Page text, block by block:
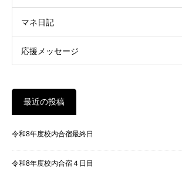
マネ日記
応援メッセージ
最近の投稿
令和8年度校内合宿最終日
令和8年度校内合宿４日目